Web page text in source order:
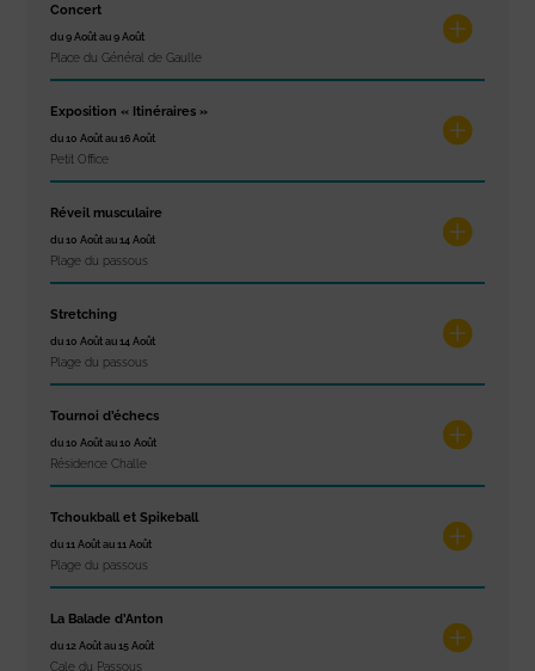
Concert
du 9 Août au 9 Août
Place du Général de Gaulle
Exposition « Itinéraires »
du 10 Août au 16 Août
Petit Office
Réveil musculaire
du 10 Août au 14 Août
Plage du passous
Stretching
du 10 Août au 14 Août
Plage du passous
Tournoi d’échecs
du 10 Août au 10 Août
Résidence Challe
Tchoukball et Spikeball
du 11 Août au 11 Août
Plage du passous
La Balade d’Anton
du 12 Août au 15 Août
Cale du Passous